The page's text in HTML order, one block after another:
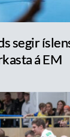
segir
á EM